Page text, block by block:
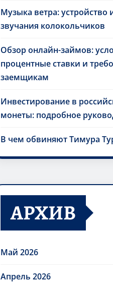
Музыка ветра:
звучания колокольчиков
Обзор онлайн-займов:
процентные ставки и
заемщикам
Инвестирование в
монеты: подробное
В чем обвиняют Тимура
АРХИВ
Май 2026
Апрель 2026